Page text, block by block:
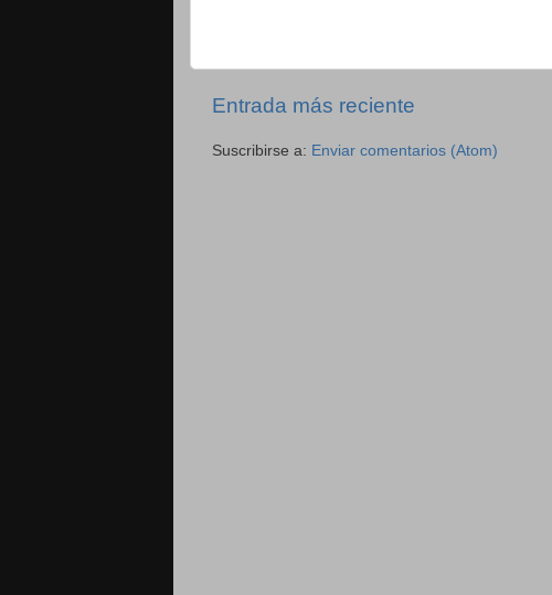
Entrada más reciente
Suscribirse a: Enviar comentarios (Atom)